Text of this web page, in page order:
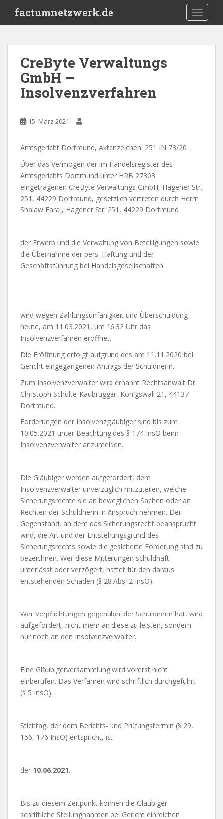
i
factumnetzwerk.de
CreByte Verwaltungs
GmbH –
Insolvenzverfahren
15. März 2021
Amtsgericht Dortmund, Aktenzeichen: 251 IN 73/20
Über das Vermögen der im Handelsregister des
Amtsgerichts Dortmund unter HRB 27303
eingetragenen CreByte Verwaltungs GmbH, Hagener Str.
251, 44229 Dortmund, gesetzlich vertreten durch Herrn
Shalaw Faraj, Hagener Str. 251, 44229 Dortmund
der Erwerb und die Verwaltung von Beteiligungen sowie
die Übernahme der pers. Haftung und der
Geschäftsführung bei Handelsgesellschaften
wird wegen Zahlungsunfähigkeit und Überschuldung
heute, am 11.03.2021, um 16:32 Uhr das
Insolvenzverfahren eröffnet.
Die Eröffnung erfolgt aufgrund des am 11.11.2020 bei
Gericht eingegangenen Antrags der Schuldnerin.
Zum Insolvenzverwalter wird ernannt Rechtsanwalt Dr.
Christoph Schulte-Kaubrügger, Königswall 21, 44137
Dortmund.
Forderungen der Insolvenzgläubiger sind bis zum
10.05.2021 unter Beachtung des § 174 InsO beim
Insolvenzverwalter anzumelden.
Die Gläubiger werden aufgefordert, dem
Insolvenzverwalter unverzüglich mitzuteilen, welche
Sicherungsrechte sie an beweglichen Sachen oder an
Rechten der Schuldnerin in Anspruch nehmen. Der
Gegenstand, an dem das Sicherungsrecht beansprucht
wird, die Art und der Entstehungsgrund des
Sicherungsrechts sowie die gesicherte Forderung sind zu
bezeichnen. Wer diese Mitteilungen schuldhaft
unterlässt oder verzögert, haftet für den daraus
entstehenden Schaden (§ 28 Abs. 2 InsO).
Wer Verpflichtungen gegenüber der Schuldnerin hat, wird
aufgefordert, nicht mehr an diese zu leisten, sondern
nur noch an den Insolvenzverwalter.
Eine Gläubigerversammlung wird vorerst nicht
einberufen. Das Verfahren wird schriftlich durchgeführt
(§ 5 InsO).
Stichtag, der dem Berichts- und Prüfungstermin (§ 29,
156, 176 InsO) entspricht, ist
der 10.06.2021.
Bis zu diesem Zeitpunkt können die Gläubiger
schriftliche Stellungnahmen bei Gericht einreichen